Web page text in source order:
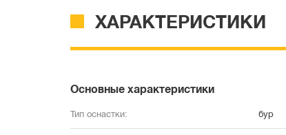
ХАРАКТЕРИСТИКИ
Основные характеристики
Тип оснастки: бур